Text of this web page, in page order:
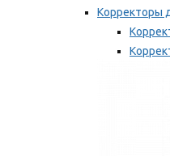
Корректоры
Мы